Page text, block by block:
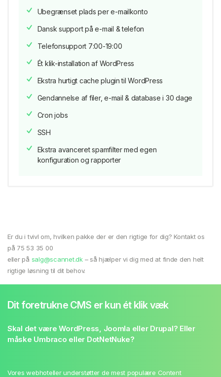
Ubegrænset plads per e-mailkonto
Dansk support på e-mail & telefon
Telefonsupport 7:00-19:00
Ét klik-installation af WordPress
Ekstra hurtigt cache plugin til WordPress
Gendannelse af filer, e-mail & database i 30 dage
Cron jobs
SSH
Ekstra avanceret spamfilter med egen
konfiguration og rapporter
Er du i tvivl om, hvilken pakke der er den rigtige for dig? Kontakt os
på 75 53 35 00
eller på salg@scannet.dk– så hjælper vi dig med at finde den helt
rigtige løsning til dit behov.
Dit foretrukne CMS er kun ét klik væk
Skal det være WordPress, Joomla eller Drupal? Eller
måske Umbraco eller DotNetNuke?
Vores webhoteller understøtter de mest populære Content